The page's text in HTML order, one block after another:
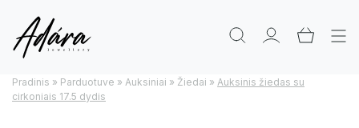
Pradinis » Parduotuve » Auksiniai » Žiedai » Auksinis žiedas su
cirkoniais 17.5 dydis